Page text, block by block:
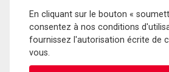
En cliquant sur le bouton «
consentez à nos conditions
fournissez l'autorisation écrite de
vous.